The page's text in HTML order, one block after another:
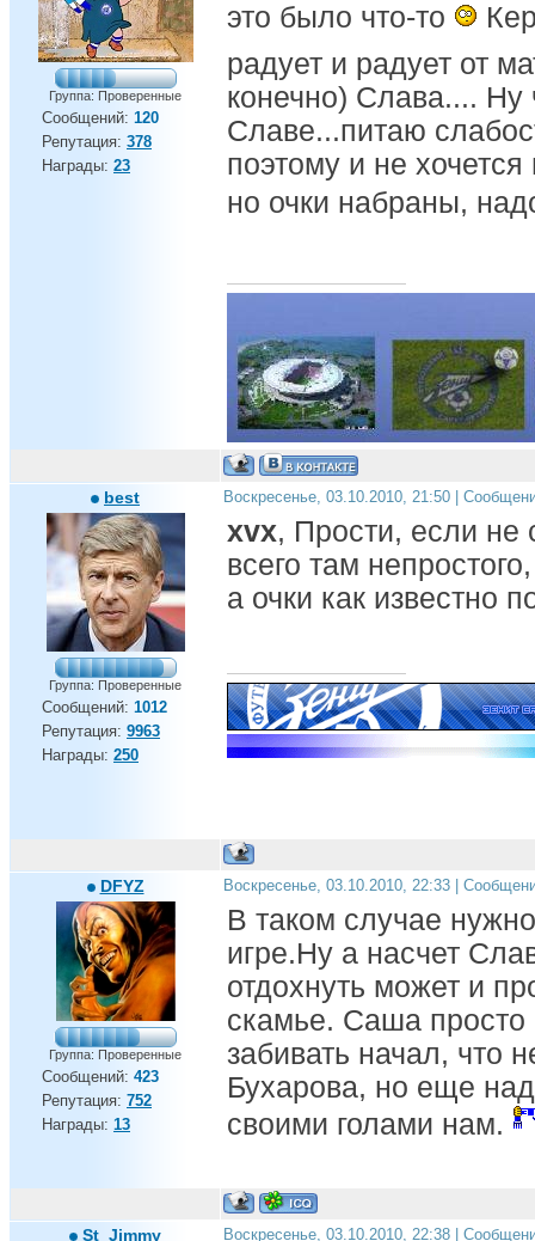
Группа: Проверенные
Сообщений: 120
Репутация: 378
Награды: 23
это было что-то
радует и радует от
конечно) Слава.... Ну
Славе...питаю
поэтому и не
но очки набраны,
best
Группа: Проверенные
Сообщений: 1012
Репутация: 9963
Награды: 250
Воскресенье, 03.10.2010, 21:50 |
xvx, Прости, если не
всего там
а очки как известно
DFYZ
Группа: Проверенные
Сообщений: 423
Репутация: 752
Награды: 13
Воскресенье, 03.10.2010, 22:33 |
В таком случае
игре.Ну а насчет
отдохнуть может и
скамье. Саша просто
забивать начал, что
Бухарова, но еще
своими голами нам.
St_Jimmy Воскресенье, 03.10.2010, 22:38 |